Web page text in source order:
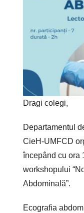
Dragi colegi,
Departamentul
CieH-UMFCD
începând cu ora
workshopului
Abdominală”.
Ecografia